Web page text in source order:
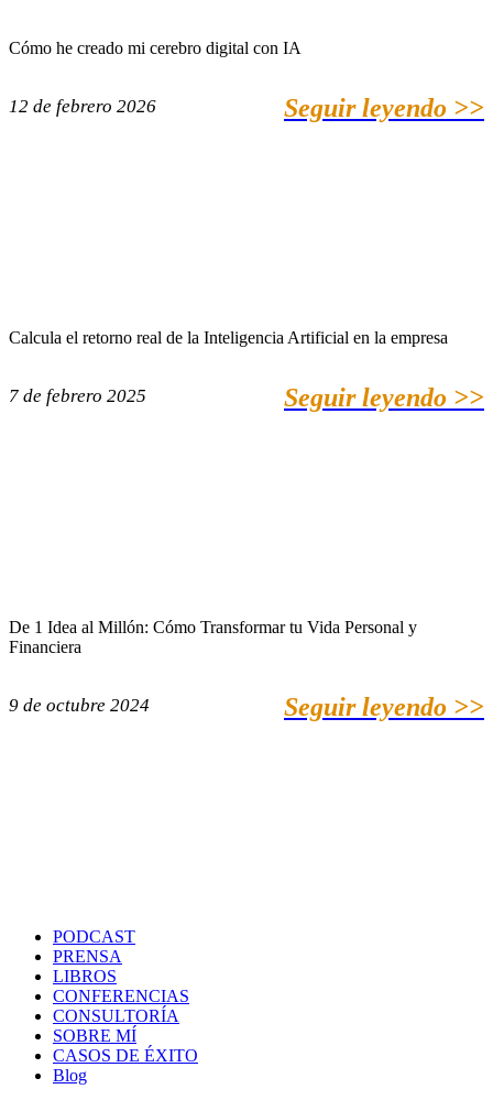
Cómo he creado mi cerebro digital con IA
12 de febrero 2026 Seguir leyendo >>
Calcula el retorno real de la Inteligencia Artificial en la empresa
7 de febrero 2025 Seguir leyendo >>
De 1 Idea al Millón: Cómo Transformar tu Vida Personal y
Financiera
9 de octubre 2024 Seguir leyendo >>
PODCAST
PRENSA
LIBROS
CONFERENCIAS
CONSULTORÍA
SOBRE MÍ
CASOS DE ÉXITO
Blog